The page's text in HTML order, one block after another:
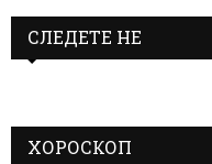
СЛЕДЕТЕ НЕ
ХОРОСКОП